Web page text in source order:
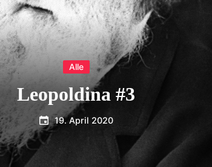
Alle
Leopoldina #3
19. April 2020